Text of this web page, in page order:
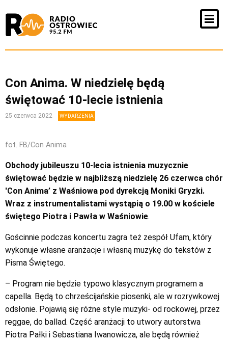
Con Anima. W niedzielę będą
świętować 10-lecie istnienia
25 czerwca 2022 WYDARZENIA
fot. FB/Con Anima
Obchody jubileuszu 10-lecia istnienia muzycznie
świętować będzie w najbliższą niedzielę 26 czerwca chór
'Con Anima’ z Waśniowa pod dyrekcją Moniki Gryzki.
Wraz z instrumentalistami wystąpią o 19.00 w kościele
świętego Piotra i Pawła w Waśniowie.
Gościnnie podczas koncertu zagra też zespół Ufam, który
wykonuje własne aranżacje i własną muzykę do tekstów z
Pisma Świętego.
– Program nie będzie typowo klasycznym programem a
capella. Będą to chrześcijańskie piosenki, ale w rozrywkowej
odsłonie. Pojawią się różne style muzyki- od rockowej, przez
reggae, do ballad. Część aranżacji to utwory autorstwa
Piotra Pałki i Sebastiana Iwanowicza, ale będą również